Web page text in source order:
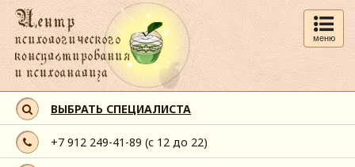
меню
ВЫБРАТЬ СПЕЦИАЛИСТА
+7 912 249-41-89 (с 12 до 22)